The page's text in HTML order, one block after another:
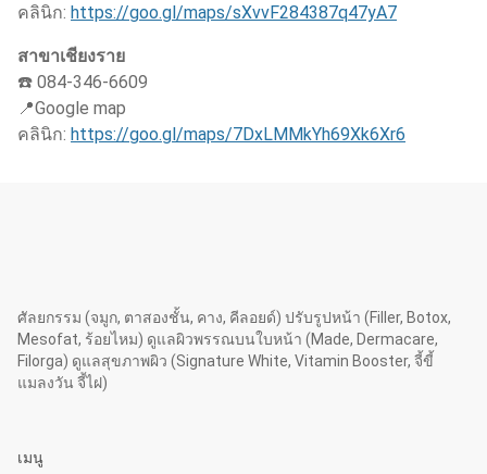
คลินิก: https://goo.gl/maps/sXvvF284387q47yA7
สาขาเชียงราย
☎️ 084-346-6609
📍Google map
คลินิก: https://goo.gl/maps/7DxLMMkYh69Xk6Xr6
ศัลยกรรม (จมูก, ตาสองชั้น, คาง, คีลอยด์) ปรับรูปหน้า (Filler, Botox,
Mesofat, ร้อยไหม) ดูแลผิวพรรณบนใบหน้า (Made, Dermacare,
Filorga) ดูแลสุขภาพผิว (Signature White, Vitamin Booster, จี้ขี้
แมลงวัน จี้ไฝ)
เมนู